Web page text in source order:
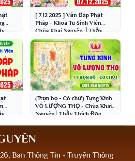
[ 7.12.2025 ] Vấn Đáp Phật
Pháp - Khoá Tu Sinh Viên
Chùa Khai Nguyên │Thầy
Thích Đạo Thịnh
(Trọn bộ - Có chữ) Tụng Kinh
VÔ LƯỢNG THỌ - Chùa Khai
Nguyên│Thầy Thích Đạo
Ban Thông Tin - Truyền Thông